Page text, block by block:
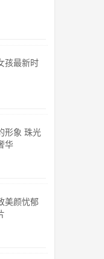
孩最新时
形象 珠光
华
美颜忧郁